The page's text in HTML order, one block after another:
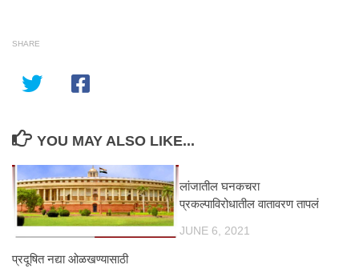
SHARE
YOU MAY ALSO LIKE...
प्रदूषित नद्या ओळखण्यासाठी
लांजातील घनकचरा
प्रकल्पाविरोधातील वातावरण तापलं
JUNE 6, 2021